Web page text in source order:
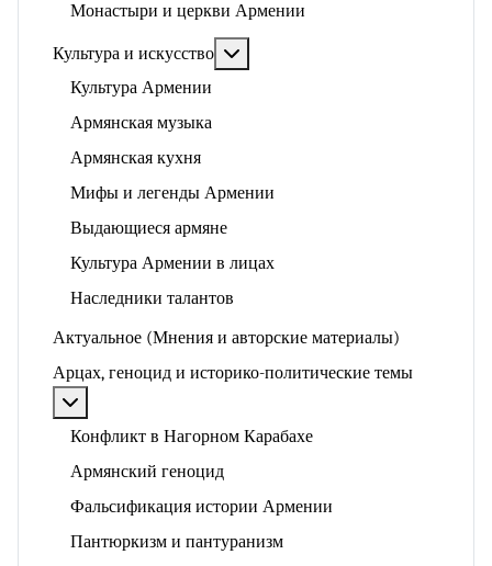
Монастыри и церкви Армении
Культура и искусство
Культура Армении
Армянская музыка
Армянская кухня
Мифы и легенды Армении
Выдающиеся армяне
Культура Армении в лицах
Наследники талантов
Актуальное (Мнения и авторские материалы)
Арцах, геноцид и историко-политические темы
Конфликт в Нагорном Карабахе
Армянский геноцид
Фальсификация истории Армении
Пантюркизм и пантуранизм